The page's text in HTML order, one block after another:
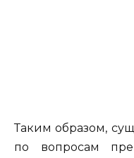
Таким образом,
по вопросам